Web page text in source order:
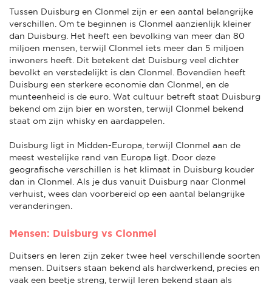
Tussen Duisburg en Clonmel zijn er een aantal belangrijke
verschillen. Om te beginnen is Clonmel aanzienlijk kleiner
dan Duisburg. Het heeft een bevolking van meer dan 80
miljoen mensen, terwijl Clonmel iets meer dan 5 miljoen
inwoners heeft. Dit betekent dat Duisburg veel dichter
bevolkt en verstedelijkt is dan Clonmel. Bovendien heeft
Duisburg een sterkere economie dan Clonmel, en de
munteenheid is de euro. Wat cultuur betreft staat Duisburg
bekend om zijn bier en worsten, terwijl Clonmel bekend
staat om zijn whisky en aardappelen.
Duisburg ligt in Midden-Europa, terwijl Clonmel aan de
meest westelijke rand van Europa ligt. Door deze
geografische verschillen is het klimaat in Duisburg kouder
dan in Clonmel. Als je dus vanuit Duisburg naar Clonmel
verhuist, wees dan voorbereid op een aantal belangrijke
veranderingen.
Mensen: Duisburg vs Clonmel
Duitsers en Ieren zijn zeker twee heel verschillende soorten
mensen. Duitsers staan bekend als hardwerkend, precies en
vaak een beetje streng, terwijl Ieren bekend staan als